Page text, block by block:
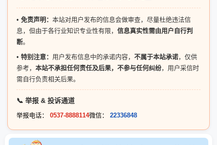
• 免责声明： 本站对用户发布的信息会做审查，尽量杜绝违法信
息，但由于各行业知识专业性有限， 信息真实性需由用户自行判
断。
• 特别注意： 用户发布信息中的承诺内容， 不属于本站承诺，仅供
参考， 本站不承担任何责任及后果，不参与任何纠纷，用户采信时
需自行负责相关后果。
📞 举报 & 投诉通道
举报电话： 0537-8888114微信： 22336848